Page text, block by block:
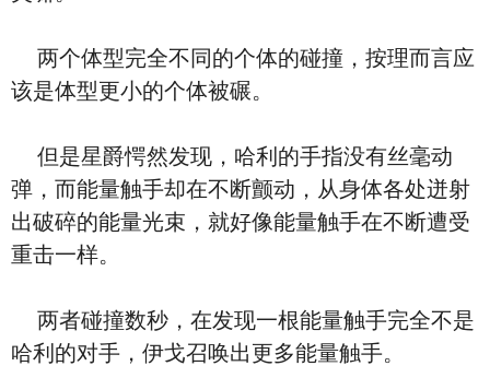
两个体型完全不同的个体的碰撞，按理而言应
该是体型更小的个体被碾。
但是星爵愕然发现，哈利的手指没有丝毫动
弹，而能量触手却在不断颤动，从身体各处迸射
出破碎的能量光束，就好像能量触手在不断遭受
重击一样。
两者碰撞数秒，在发现一根能量触手完全不是
哈利的对手，伊戈召唤出更多能量触手。